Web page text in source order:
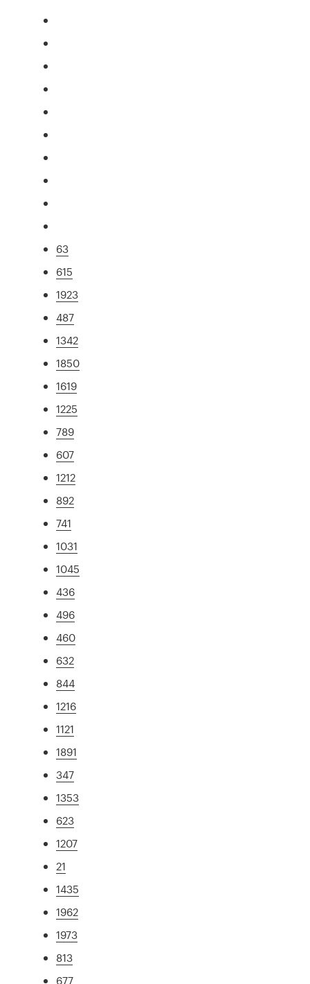
63
615
1923
487
1342
1850
1619
1225
789
607
1212
892
741
1031
1045
436
496
460
632
844
1216
1121
1891
347
1353
623
1207
21
1435
1962
1973
813
677